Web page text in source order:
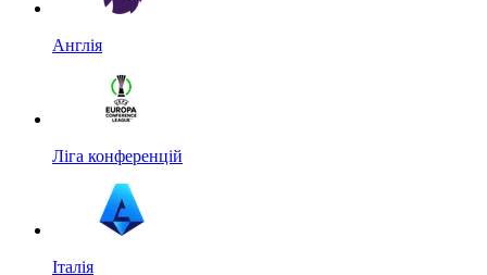
Англія
Ліга конференцій
Італія